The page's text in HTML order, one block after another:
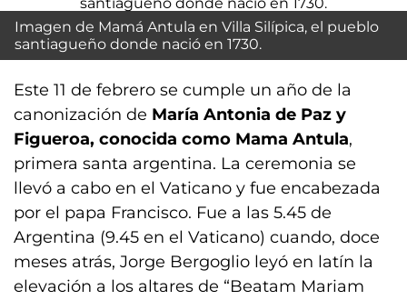
Imagen de Mamá Antula en Villa Silípica, el pueblo
santiagueño donde nació en 1730.
Este 11 de febrero se cumple un año de la
canonización de María Antonia de Paz y
Figueroa, conocida como Mama Antula,
primera santa argentina. La ceremonia se
llevó a cabo en el Vaticano y fue encabezada
por el papa Francisco. Fue a las 5.45 de
Argentina (9.45 en el Vaticano) cuando, doce
meses atrás, Jorge Bergoglio leyó en latín la
elevación a los altares de “Beatam Mariam